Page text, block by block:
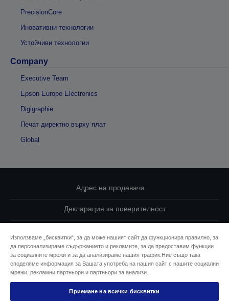
PrecisionCore
Иновативни технологии
Устойчиви технологии
Company
Executive Team
Epson Europe Electronics
Digigraphie
Печат директно върху плат
Global
Адрес на продавача
Декларация за поверителност
Свържете се с нас за Вашите данни
Информация за бисквитките
Ангажимент за достъпност на Epson
Използваме „бисквитки“, за да може нашият сайт да функционира правилно, за
да персонализираме съдържанието и рекламите, за да предоставим функции
за социалните мрежи и за да анализираме нашия трафик.Ние също така
споделяме информация за Вашата употреба на нашия сайт с нашите социални
мрежи, рекламни партньори и партньори за анализи.
Приемане на всички бисквитки